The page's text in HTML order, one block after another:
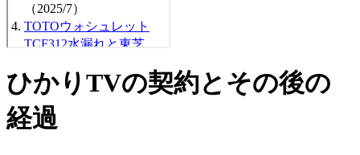
ひかりTVの契約とその後の
経過